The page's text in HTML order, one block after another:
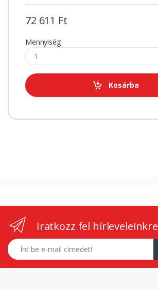
72 611 Ft
Mennyiség
Kosárba
Iratkozz fel hírleveleinkre
E-mail címed